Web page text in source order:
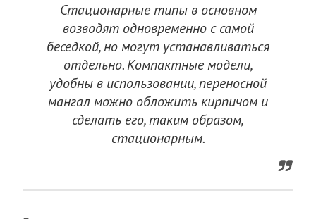
Стационарные типы в основном
возводят одновременно с самой
беседкой, но могут устанавливаться
отдельно. Компактные модели,
удобны в использовании, переносной
мангал можно обложить кирпичом и
сделать его, таким образом,
стационарным.